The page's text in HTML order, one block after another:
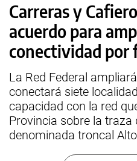
Carreras y
acuerdo para
conectividad por
La Red Federal
conectará siete
capacidad con la red
Provincia sobre la traza
denominada troncal